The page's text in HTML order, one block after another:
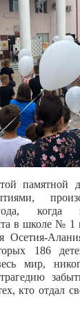
памятной
когда в
в школе № 1
Осетия-
186
мир,
кто отдал